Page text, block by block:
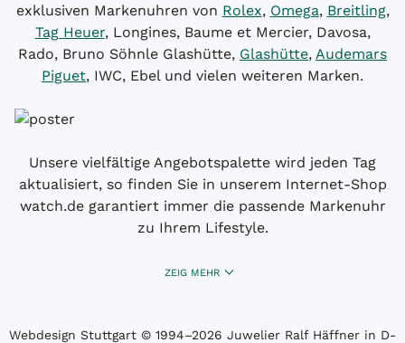
exklusiven Markenuhren von Rolex, Omega, Breitling,
Tag Heuer, Longines, Baume et Mercier, Davosa,
Rado, Bruno Söhnle Glashütte, Glashütte, Audemars
Piguet, IWC, Ebel und vielen weiteren Marken.
Unsere vielfältige Angebotspalette wird jeden Tag
aktualisiert, so finden Sie in unserem Internet-Shop
watch.de garantiert immer die passende Markenuhr
zu Ihrem Lifestyle.
ZEIG MEHR
Webdesign Stuttgart © 1994­–2026 Juwelier Ralf Häffner in D-